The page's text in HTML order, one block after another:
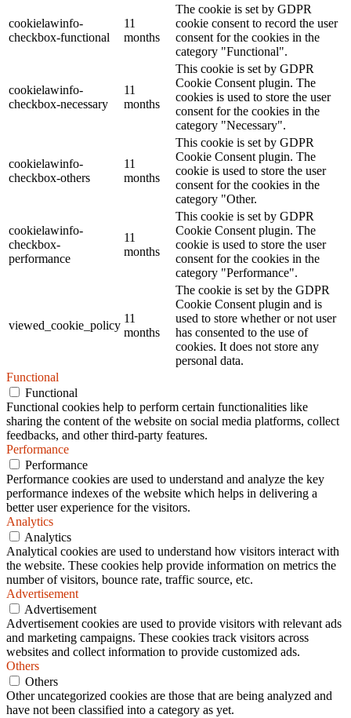
cookielawinfo-
checkbox-functional
11
months
The cookie is set by GDPR
cookie consent to record the user
consent for the cookies in the
category "Functional".
cookielawinfo-
checkbox-necessary
11
months
This cookie is set by GDPR
Cookie Consent plugin. The
cookies is used to store the user
consent for the cookies in the
category "Necessary".
cookielawinfo-
checkbox-others
11
months
This cookie is set by GDPR
Cookie Consent plugin. The
cookie is used to store the user
consent for the cookies in the
category "Other.
cookielawinfo-
checkbox-
performance
11
months
This cookie is set by GDPR
Cookie Consent plugin. The
cookie is used to store the user
consent for the cookies in the
category "Performance".
viewed_cookie_policy
11
months
The cookie is set by the GDPR
Cookie Consent plugin and is
used to store whether or not user
has consented to the use of
cookies. It does not store any
personal data.
Functional
Functional
Functional cookies help to perform certain functionalities like
sharing the content of the website on social media platforms, collect
feedbacks, and other third-party features.
Performance
Performance
Performance cookies are used to understand and analyze the key
performance indexes of the website which helps in delivering a
better user experience for the visitors.
Analytics
Analytics
Analytical cookies are used to understand how visitors interact with
the website. These cookies help provide information on metrics the
number of visitors, bounce rate, traffic source, etc.
Advertisement
Advertisement
Advertisement cookies are used to provide visitors with relevant ads
and marketing campaigns. These cookies track visitors across
websites and collect information to provide customized ads.
Others
Others
Other uncategorized cookies are those that are being analyzed and
have not been classified into a category as yet.